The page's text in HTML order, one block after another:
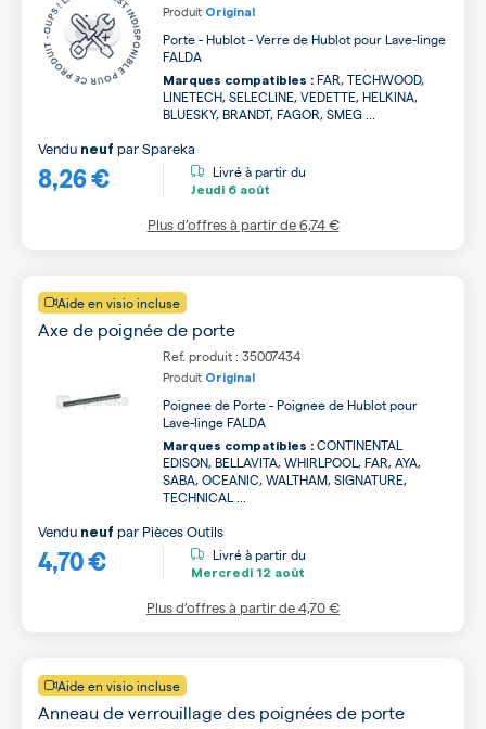
Produit Original
Porte - Hublot - Verre de Hublot pour Lave-linge
FALDA
Marques compatibles : FAR, TECHWOOD,
LINETECH, SELECLINE, VEDETTE, HELKINA,
BLUESKY, BRANDT, FAGOR, SMEG ...
8,26 €
Vendu neuf parSpareka
Livré à partir du
Jeudi 6 août
Plus d’offres à partir de6,74 €
Aide en visio incluse
Axe de poignée de porte
Ref. produit : 35007434
Produit Original
Poignee de Porte - Poignee de Hublot pour
Lave-linge FALDA
Marques compatibles : CONTINENTAL
EDISON, BELLAVITA, WHIRLPOOL, FAR, AYA,
SABA, OCEANIC, WALTHAM, SIGNATURE,
TECHNICAL ...
4,70 €
Vendu neuf par Pièces Outils
Livré à partir du
Mercredi 12 août
Plus d’offres à partir de4,70 €
Aide en visio incluse
Anneau de verrouillage des poignées de porte